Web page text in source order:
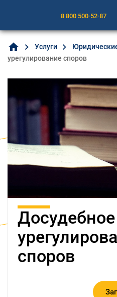
8 800 500-52-87
home Услуги
урегулирование споров
Досудебное
споров